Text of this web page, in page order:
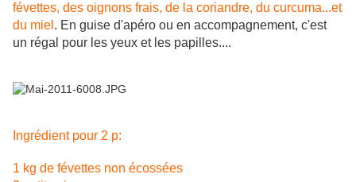
févettes, des oignons frais, de la coriandre, du curcuma...et
du miel . En guise d'apéro ou en accompagnement, c'est
un régal pour les yeux et les papilles....
Ingrédient pour 2 p:
1 kg de févettes non écossées